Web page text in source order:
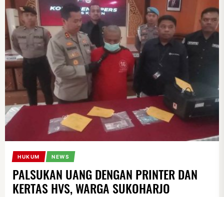
HUKUM NEWS
PALSUKAN UANG DENGAN PRINTER DAN
KERTAS HVS, WARGA SUKOHARJO